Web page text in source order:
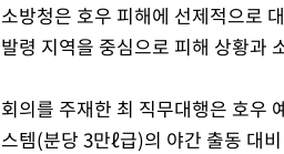
소방청은 호우 피해에 선제적으로
발령 지역을 중심으로 피해 상황과
회의를 주재한 최 직무대행은 호우
스템(분당 3만ℓ급)의 야간 출동 대